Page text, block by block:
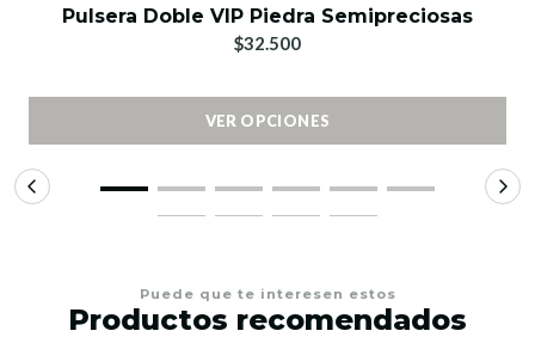
Pulsera Doble VIP Piedra Semipreciosas
$32.500
VER OPCIONES
Puede que te interesen estos
Productos recomendados